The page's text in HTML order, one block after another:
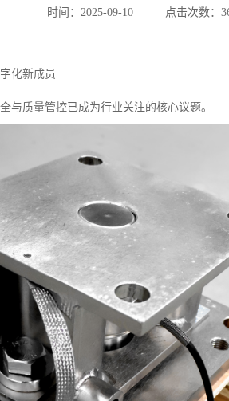
时间：2025-09-10 点击次数：
化新成员
与质量管控已成为行业关注的核心议题。